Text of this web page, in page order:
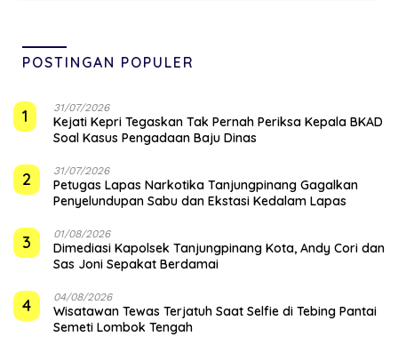
POSTINGAN POPULER
1 31/07/2026
Kejati Kepri Tegaskan Tak Pernah Periksa Kepala BKAD
Soal Kasus Pengadaan Baju Dinas
2 31/07/2026
Petugas Lapas Narkotika Tanjungpinang Gagalkan
Penyelundupan Sabu dan Ekstasi Kedalam Lapas
3 01/08/2026
Dimediasi Kapolsek Tanjungpinang Kota, Andy Cori dan
Sas Joni Sepakat Berdamai
4 04/08/2026
Wisatawan Tewas Terjatuh Saat Selfie di Tebing Pantai
Semeti Lombok Tengah